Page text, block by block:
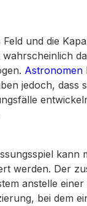
Feld und die
Astronomen
jedoch, dass
kann
werden. Der
anstelle einer
bei dem